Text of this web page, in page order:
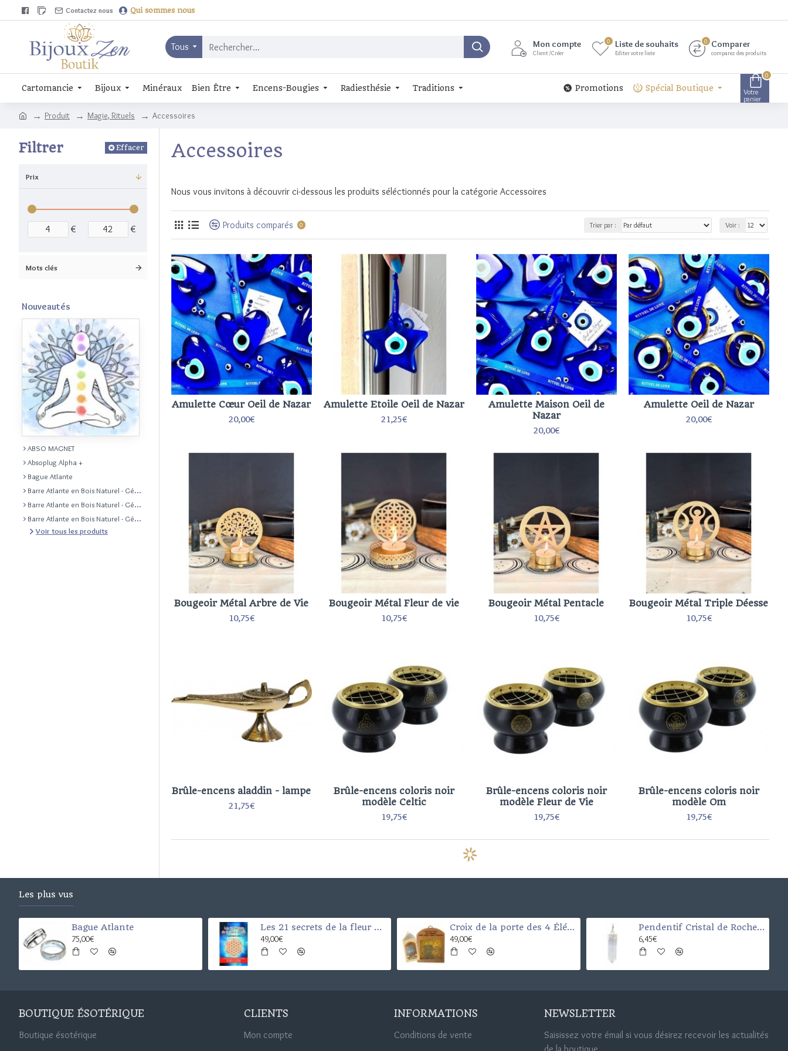
Contactez nous Qui sommes nous
Tous Mon compte
Client /Créer
Liste de souhaits
Editer votre liste
0 Comparer
comparez des produits
0
Cartomancie Bijoux Minéraux Bien Être Encens-Bougies Radiesthésie Traditions Promotions Spécial Boutique
Votre
panier
0
Produit Magie, Rituels Accessoires
Filtrer Effacer
Prix
€ €
Mots clés
Nouveautés
ABSO MAGNET
Absoplug Alpha +
Bague Atlante
Barre Atlante en Bois Naturel - Géobiologie Feng Shui Radiesthésie
Barre Atlante en Bois Naturel - Géobiologie Feng Shui Radiesthésie
Barre Atlante en Bois Naturel - Géobiologie Feng Shui Radiesthésie
Voir tous les produits
Accessoires
Nous vous invitons à découvrir ci-dessous les produits séléctionnés pour la catégorie Accessoires
Produits comparés 0 Trier par : Voir :
Amulette Cœur Oeil de Nazar
20,00€
Amulette Etoile Oeil de Nazar
21,25€
Amulette Maison Oeil de
Nazar
20,00€
Amulette Oeil de Nazar
20,00€
Bougeoir Métal Arbre de Vie
10,75€
Bougeoir Métal Fleur de vie
10,75€
Bougeoir Métal Pentacle
10,75€
Bougeoir Métal Triple Déesse
10,75€
Brûle-encens aladdin - lampe
21,75€
Brûle-encens coloris noir
modèle Celtic
19,75€
Brûle-encens coloris noir
modèle Fleur de Vie
19,75€
Brûle-encens coloris noir
modèle Om
19,75€
Les plus vus
Bague Atlante
75,00€
Les 21 secrets de la fleur de vie
49,00€
Croix de la porte des 4 Éléments (Santé-argent-chance-et protection)
49,00€
Pendentif Cristal de Roche Pointe
6,45€
BOUTIQUE ÉSOTÉRIQUE
Boutique ésotérique
CLIENTS
Mon compte
INFORMATIONS
Conditions de vente
NEWSLETTER
Saisissez votre émail si vous désirez recevoir les actualités